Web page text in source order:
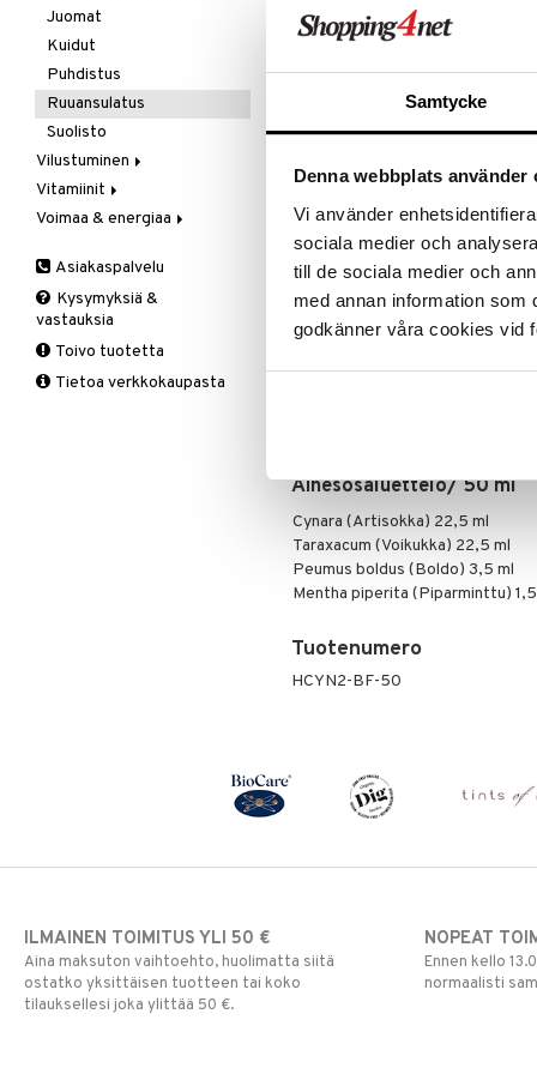
Samtycke
Denna webbplats använder
Vi använder
sociala medier och
till de sociala medier och
med annan information som
godkänner våra cookies vid
Tuotetieto
Tilapäisiin ruuansulatusongelmiin
VINKKI: Täydennä mielellään
Ainetta ei ole testattu lääkkeille
Annostus
Aikuiset ja lapset yli 12 vuotta:
Sisältö per 50 ml: Cynara
boldus (boldopuu): 3,5 ml,
Ainesosaluettelo/ 50 ml
Cynara (Artisokka) 22,5 ml
Taraxacum (Voikukka) 22,5 ml
Peumus boldus (Boldo) 3,5 ml
Mentha piperita (Piparminttu)
Tuotenumero
HCYN2-BF-50
Verisuonia vahvistavat
Kivunlievitys
Muuta
Valoterapia
Juomat
Kuidut
Puhdistus
Ruuansulatus
Suolisto
Vilustuminen
C-vitamiini
Estävä & helpottava
Muut
Valkosipuli
Yskään
Vitamiinit
A, D, E & K
B-vitamiinit
C-vitamiinit
Miehet
Multimineraalit
Voimaa & energiaa
Muut
Q-10
Schizandra
Suorituskyky
Asiakaspalvelu
Kysymyksiä &
vastauksia
Toivo tuotetta
Tietoa verkkokaupasta
ILMAINEN TOIMITUS YLI 50 €
Aina maksuton vaihtoehto, huolimatta siitä
ostatko yksittäisen tuotteen tai koko
tilauksellesi joka ylittää 50 €.
NOPEAT
Ennen kello
normaalisti